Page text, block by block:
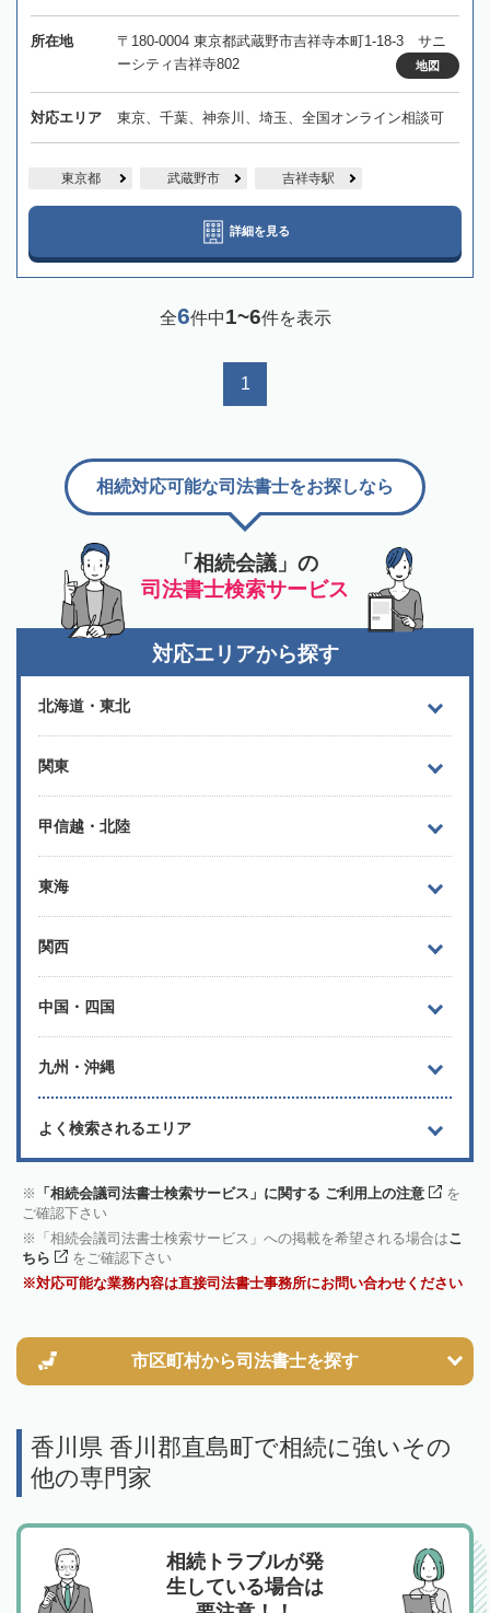
所在地
〒180-0004 東京都武蔵野市吉祥寺本町1-18-3 サニ
ーシティ吉祥寺802
地図
対応エリア 東京、千葉、神奈川、埼玉、全国オンライン相談可
東京都 武蔵野市 吉祥寺駅
詳細を見る
全6件中1~6件を表示
1
「相続会議」の
司法書士検索サービス
相続対応可能な司法書士をお探しなら
対応エリアから探す
北海道・東北
関東
甲信越・北陸
東海
関西
中国・四国
九州・沖縄
よく検索されるエリア
「相続会議司法書士検索サービス」に関する ご利用上の注意
を
ご確認下さい
「相続会議司法書士検索サービス」への掲載を希望される場合はこ
ちら
をご確認下さい
対応可能な業務内容は直接司法書士事務所にお問い合わせください
市区町村から司法書士を探す
香川県 香川郡直島町で相続に強いその
他の専門家
相続トラブルが発
生している場合は